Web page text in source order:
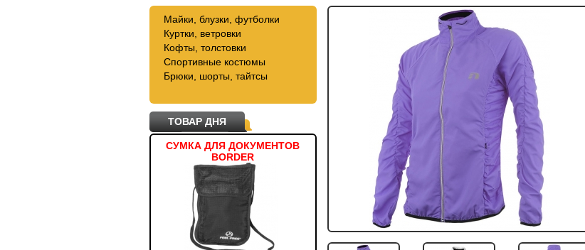
Майки, блузки, футболки
Куртки, ветровки
Кофты, толстовки
Спортивные костюмы
Брюки, шорты, тайтсы
ТОВАР ДНЯ
СУМКА ДЛЯ ДОКУМЕНТОВ
BORDER
ФУТБОЛКА TSM002 РЮКЗАК MANTIS